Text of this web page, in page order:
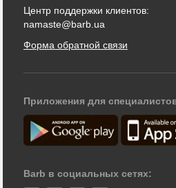
Центр поддержки клиентов:
namaste@barb.ua
Форма обратной связи
Приложения для
Barb в социальных сетях: